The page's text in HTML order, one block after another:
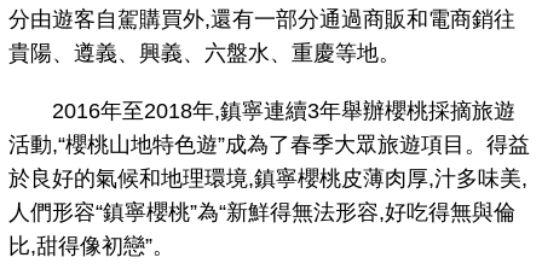
分由遊客自駕購買外,還有一部分通過商販和電商銷往
貴陽、遵義、興義、六盤水、重慶等地。
2016年至2018年,鎮寧連續3年舉辦櫻桃採摘旅遊
活動,“櫻桃山地特色遊”成為了春季大眾旅遊項目。得益
於良好的氣候和地理環境,鎮寧櫻桃皮薄肉厚,汁多味美,
人們形容“鎮寧櫻桃”為“新鮮得無法形容,好吃得無與倫
比,甜得像初戀”。